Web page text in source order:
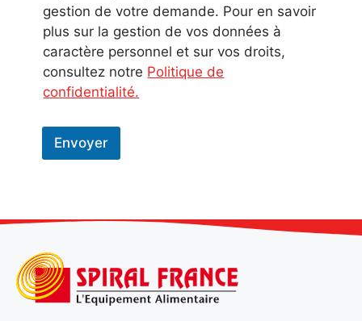
gestion de votre demande. Pour en savoir
plus sur la gestion de vos données à
caractère personnel et sur vos droits,
consultez notre Politique de
confidentialité.
Envoyer